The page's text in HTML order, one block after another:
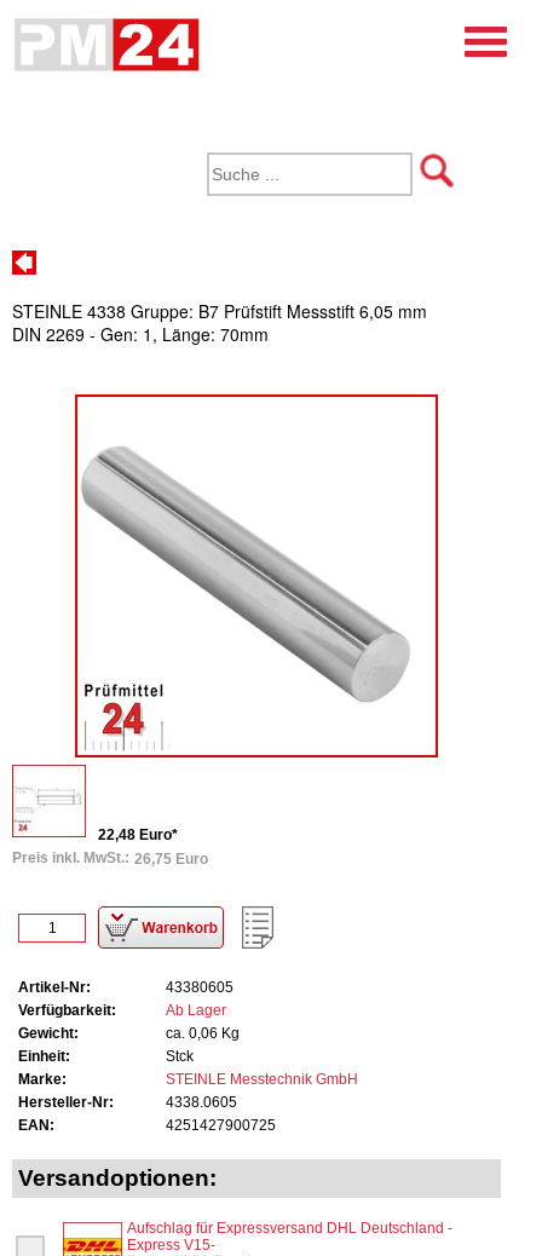
STEINLE 4338 Gruppe: B7 Prüfstift Messstift 6,05 mm
DIN 2269 - Gen: 1, Länge: 70mm
22,48 Euro*
Preis inkl. MwSt.: 26,75 Euro
Artikel-Nr:
43380605
Verfügbarkeit:
Ab Lager
Gewicht:
ca. 0,06 Kg
Einheit:
Stck
Marke:
STEINLE Messtechnik GmbH
Hersteller-Nr:
4338.0605
EAN:
4251427900725
Versandoptionen:
Aufschlag für Expressversand DHL Deutschland -
Express V15-